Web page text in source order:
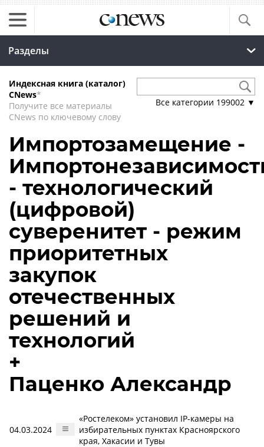
Разделы
Индексная книга (каталог)
CNews*
Получите все материалы
CNews по ключевому слову
Все категории 199002 ▼
Импортозамещение -
- технологический
(цифровой)
суверенитет - режим
приоритетных
закупок
отечественных
решений и
технологий
+
Паценко Александр
04.03.2024
«Ростелеком» установил IP-камеры на
избирательных пунктах Красноярского
края, Хакасии и Тувы